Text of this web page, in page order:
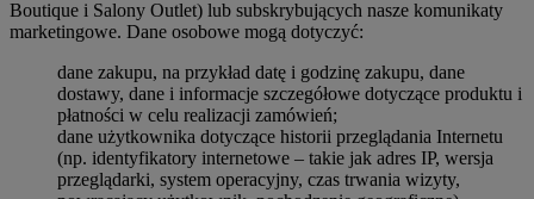
Boutique i Salony Outlet) lub subskrybujących nasze komunikaty
marketingowe. Dane osobowe mogą dotyczyć:
dane zakupu, na przykład datę i godzinę zakupu, dane
dostawy, dane i informacje szczegółowe dotyczące produktu i
płatności w celu realizacji zamówień;
dane użytkownika dotyczące historii przeglądania Internetu
(np. identyfikatory internetowe – takie jak adres IP, wersja
przeglądarki, system operacyjny, czas trwania wizyty,